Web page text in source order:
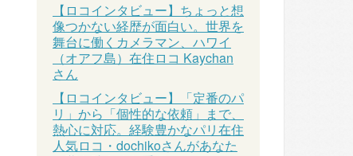
【ロコインタビュー】ちょっと想
像つかない経歴が面白い。世界を
舞台に働くカメラマン、ハワイ
（オアフ島）在住ロコ Kaychan
さん
【ロコインタビュー】「定番のパ
リ」から「個性的な依頼」まで、
熱心に対応。経験豊かなパリ在住
人気ロコ・dochikoさんがあなた